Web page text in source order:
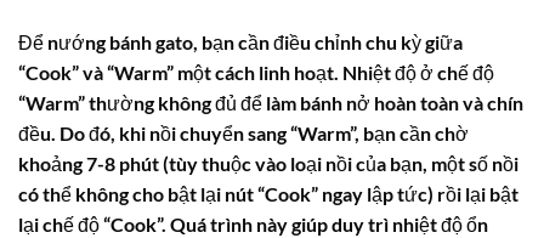
Để nướng bánh gato, bạn cần điều chỉnh chu kỳ giữa
“Cook” và “Warm” một cách linh hoạt. Nhiệt độ ở chế độ
“Warm” thường không đủ để làm bánh nở hoàn toàn và chín
đều. Do đó, khi nồi chuyển sang “Warm”, bạn cần chờ
khoảng 7-8 phút (tùy thuộc vào loại nồi của bạn, một số nồi
có thể không cho bật lại nút “Cook” ngay lập tức) rồi lại bật
lại chế độ “Cook”. Quá trình này giúp duy trì nhiệt độ ổn